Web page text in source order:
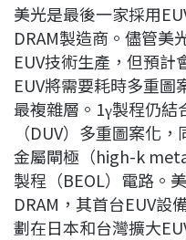
美光是最後一家採用
DRAM製造商。儘管美
EUV技術生產，但預計
EUV將需要耗時多重
最複雜層。1γ製程仍結
（DUV）多重圖案化
金屬閘極（high-k
製程（BEOL）電路。
DRAM，其首台EUV設
劃在日本和台灣擴大